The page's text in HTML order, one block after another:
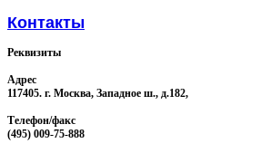
Контакты
Реквизиты
Адрес
117405. г. Москва, Западное ш., д.182,
Телефон/факс
(495) 009-75-888